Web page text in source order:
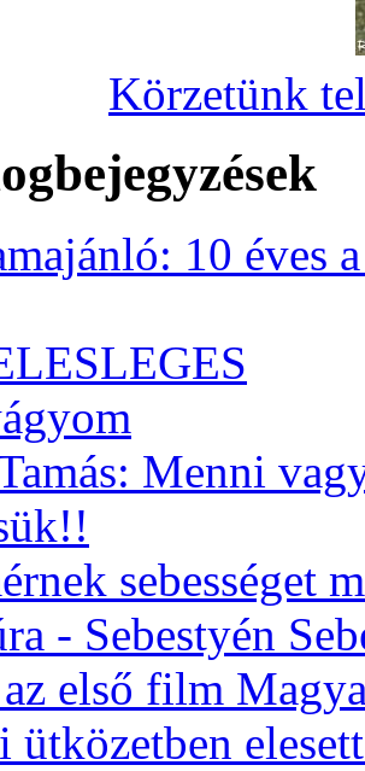
Körzetünk
10 éves
Menni
sebességet
- Sebestyén
első film
ütközetben